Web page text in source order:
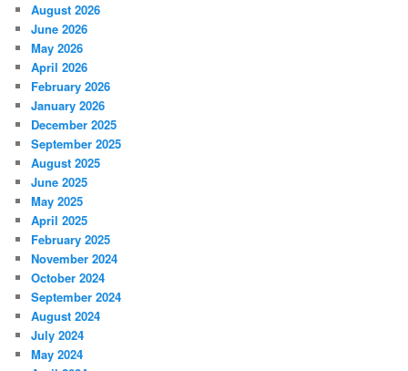
August 2026
June 2026
May 2026
April 2026
February 2026
January 2026
December 2025
September 2025
August 2025
June 2025
May 2025
April 2025
February 2025
November 2024
October 2024
September 2024
August 2024
July 2024
May 2024